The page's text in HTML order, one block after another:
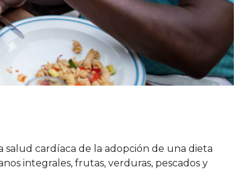
salud cardíaca de la adopción de una dieta
integrales, frutas, verduras, pescados y